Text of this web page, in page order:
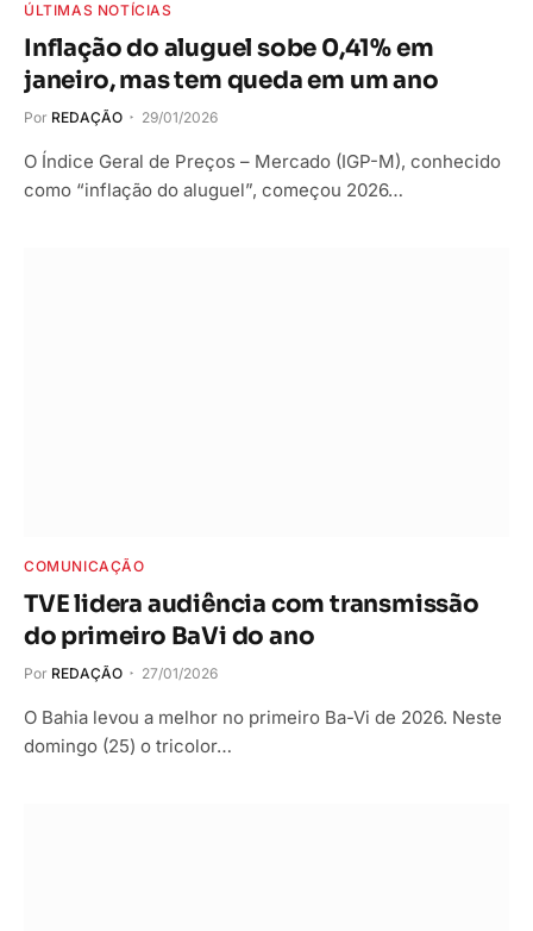
ÚLTIMAS NOTÍCIAS
Inflação do aluguel sobe 0,41% em
janeiro, mas tem queda em um ano
Por REDAÇÃO 29/01/2026
O Índice Geral de Preços – Mercado (IGP-M), conhecido
como “inflação do aluguel”, começou 2026…
COMUNICAÇÃO
TVE lidera audiência com transmissão
do primeiro BaVi do ano
Por REDAÇÃO 27/01/2026
O Bahia levou a melhor no primeiro Ba-Vi de 2026. Neste
domingo (25) o tricolor…